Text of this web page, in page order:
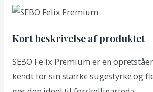
Kort beskrivelse af produktet
SEBO Felix Premium er en
kendt for sin stærke sugestyrke og